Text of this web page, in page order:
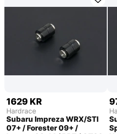
1629 KR
Hardrace
Subaru Impreza WRX/STI
07+ / Forester 09+ /